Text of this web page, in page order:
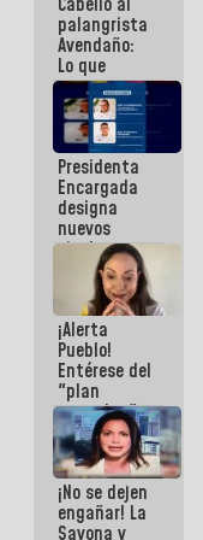
de la
República
palangrista
Avendaño:
Lo que
vayas a
escribir
hazlo hoy
por que no
sabemos si
la semana
que viene
hay
programa
Presidenta
Encargada
designa
nuevos
titulares en
Viceministerio
de Energía
Eléctrica y
CORPOELEC
¡Alerta
Pueblo!
Entérese del
"plan
enjambre"
de La Sayo
para
sabotear el
diálogo y
promover el
¡No se dejen
engañar! La
Sayona y